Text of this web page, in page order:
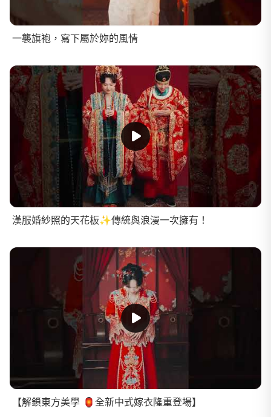
一襲旗袍，寫下屬於妳的風情
漢服婚紗照的天花板✨傳統與浪漫一次擁有！
【解鎖東方美學 🏮全新中式嫁衣隆重登場】